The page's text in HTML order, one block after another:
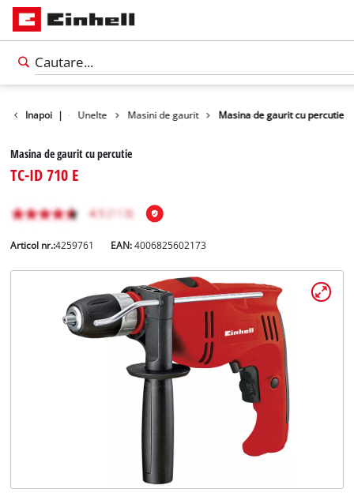
Inapoi |
Produse Unelte Masini de gaurit Masina de gaurit cu percutie
Masina de gaurit cu percutie
TC-ID 710 E
Articol nr.:4259761 EAN:4006825602173